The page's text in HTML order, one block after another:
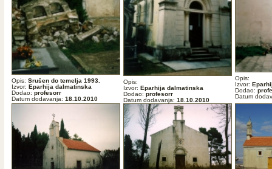
Opis: Srušen do temelja 1993.
Izvor: Eparhija dalmatinska
Dodao: profesorr
Datum dodavanja: 18.10.2010
Opis:
Izvor: Eparhija dalmatinska
Dodao: profesorr
Datum dodavanja: 18.10.2010
Opis:
Izvor:
Dodao:
Datum